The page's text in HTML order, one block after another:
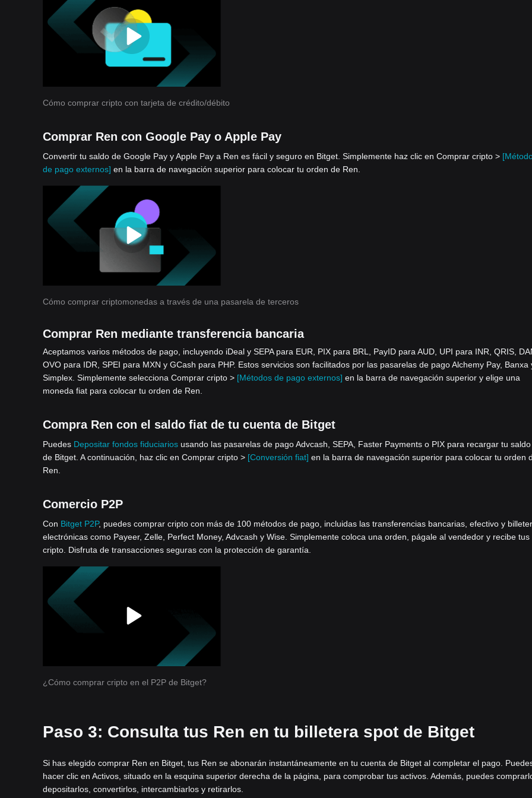
Cómo comprar cripto con tarjeta de crédito/débito
Comprar Ren con Google Pay o Apple Pay
Convertir tu saldo de Google Pay y Apple Pay a Ren es fácil y seguro en Bitget. Simplemente haz clic en Comprar cripto >
de pago externos] en la barra de navegación superior para colocar tu orden de Ren.
Cómo comprar criptomonedas a través de una pasarela de terceros
Comprar Ren mediante transferencia bancaria
Aceptamos varios métodos de pago, incluyendo iDeal y SEPA para EUR, PIX para BRL, PayID para AUD, UPI para INR, QRIS,
OVO para IDR, SPEI para MXN y GCash para PHP. Estos servicios son facilitados por las pasarelas de pago Alchemy Pay, Banxa
Simplex. Simplemente selecciona Comprar cripto > [Métodos de pago externos] en la barra de navegación superior y elige una
moneda fiat para colocar tu orden de Ren.
Compra Ren con el saldo fiat de tu cuenta de Bitget
Puedes Depositar fondos fiduciarios usando las pasarelas de pago Advcash, SEPA, Faster Payments o PIX para recargar tu
de Bitget. A continuación, haz clic en Comprar cripto > [Conversión fiat] en la barra de navegación superior para colocar tu orden
Ren.
Comercio P2P
Con Bitget P2P, puedes comprar cripto con más de 100 métodos de pago, incluidas las transferencias bancarias, efectivo y
electrónicas como Payeer, Zelle, Perfect Money, Advcash y Wise. Simplemente coloca una orden, págale al vendedor y recibe tus
cripto. Disfruta de transacciones seguras con la protección de garantía.
¿Cómo comprar cripto en el P2P de Bitget?
Paso 3: Consulta tus Ren en tu billetera spot de Bitget
Si has elegido comprar Ren en Bitget, tus Ren se abonarán instantáneamente en tu cuenta de Bitget al completar el pago.
hacer clic en Activos, situado en la esquina superior derecha de la página, para comprobar tus activos. Además, puedes
depositarlos, convertirlos, intercambiarlos y retirarlos.